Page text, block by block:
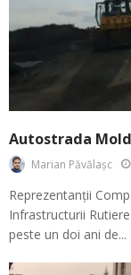
Autostrada
Marian Păvălașc
Reprezentanții
Infrastructurii
peste un doi ani de...